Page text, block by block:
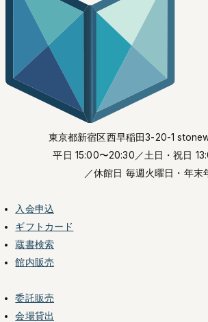
東京都新宿区西早稲田3-20-1
平日 15:00〜20:30／土日・祝日
／休館日 毎週火曜日・年末
入会申込
ギフトカード
蔵書検索
館内販売
委託販売
会場貸出